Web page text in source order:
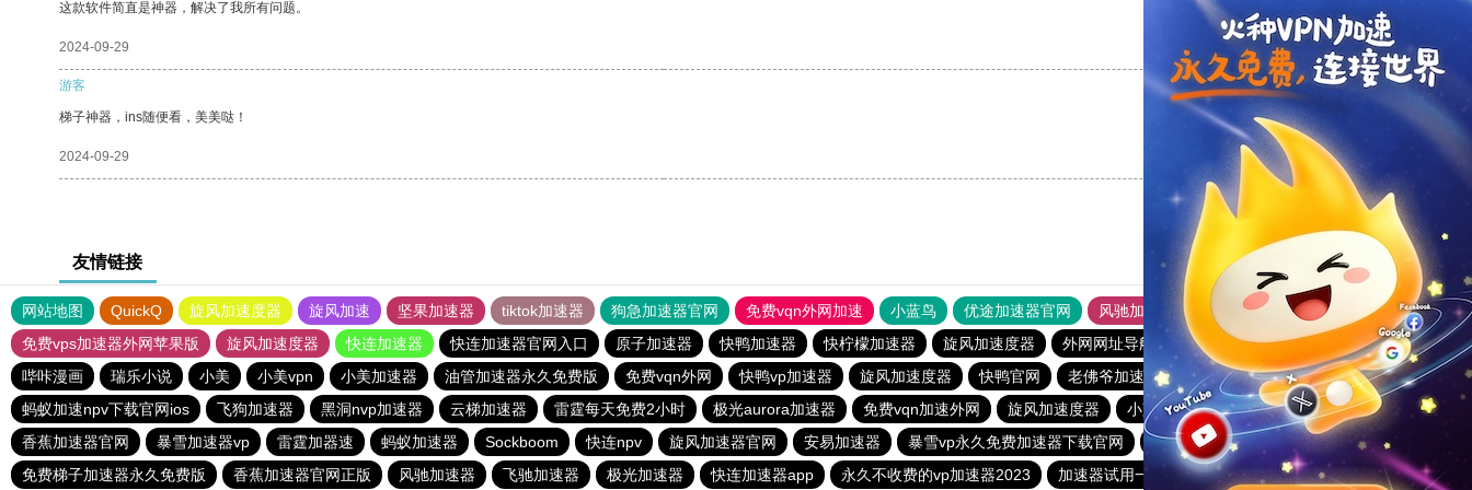
这款软件简直是神器，解决了我所有问题。
2024-09-29 支持 [0] 反对 [0]
游客
梯子神器，ins随便看，美美哒！
2024-09-29 支持
友情链接
网站地图 QuickQ 旋风加速度器 旋风加速 坚果加速器 tiktok加速器 狗急加速器官网 免费vqn外网加速 小蓝鸟 优途加速器官网 风驰加速器
旋风加速器
免费vps加速器外网苹果版
旋风加速度器 快连加速器 快连加速器官网入口 原子加速器 快鸭加速器 快柠檬加速器 旋风加速度器 外网网址导航 软件中心 雷霆加速
狂飙加速器
哔咔漫画
瑞乐小说 小美 小美vpn 小美加速器 油管加速器永久免费版 免费vqn外网 快鸭vp加速器 旋风加速度器 快鸭官网 老佛爷加速器 旋风加速度器
极光vqn官网
蚂蚁加速npv下载官网ios
飞狗加速器 黑洞nvp加速器 云梯加速器 雷霆每天免费2小时 极光aurora加速器 免费vqn加速外网 旋风加速度器 小蓝鸟pvn加速器
飞机加速器
香蕉加速器官网
暴雪加速器vp 雷霆加器速 蚂蚁加速器 Sockboom 快连npv 旋风加速器官网 安易加速器 暴雪vp永久免费加速器下载官网 黑豹加速器
爬梯子加速器
免费梯子加速器永久免费版
香蕉加速器官网正版 风驰加速器 飞驰加速器 极光加速器 快连加速器app 永久不收费的vp加速器2023 加速器试用一天 永久不收费的海外加速器